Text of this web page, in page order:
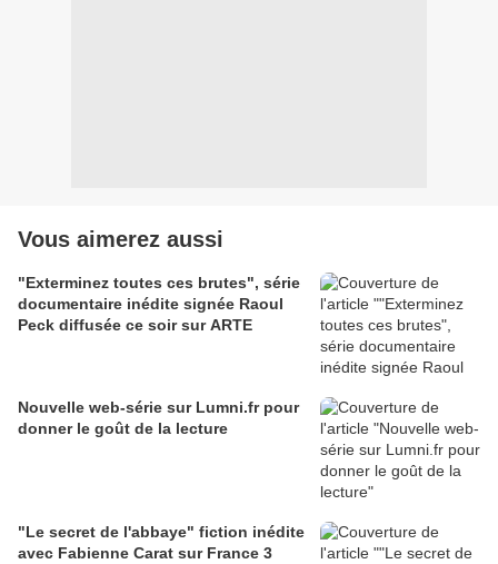
Vous aimerez aussi
"Exterminez toutes ces brutes", série
documentaire inédite signée Raoul
Peck diffusée ce soir sur ARTE
Nouvelle web-série sur Lumni.fr pour
donner le goût de la lecture
"Le secret de l'abbaye" fiction inédite
avec Fabienne Carat sur France 3